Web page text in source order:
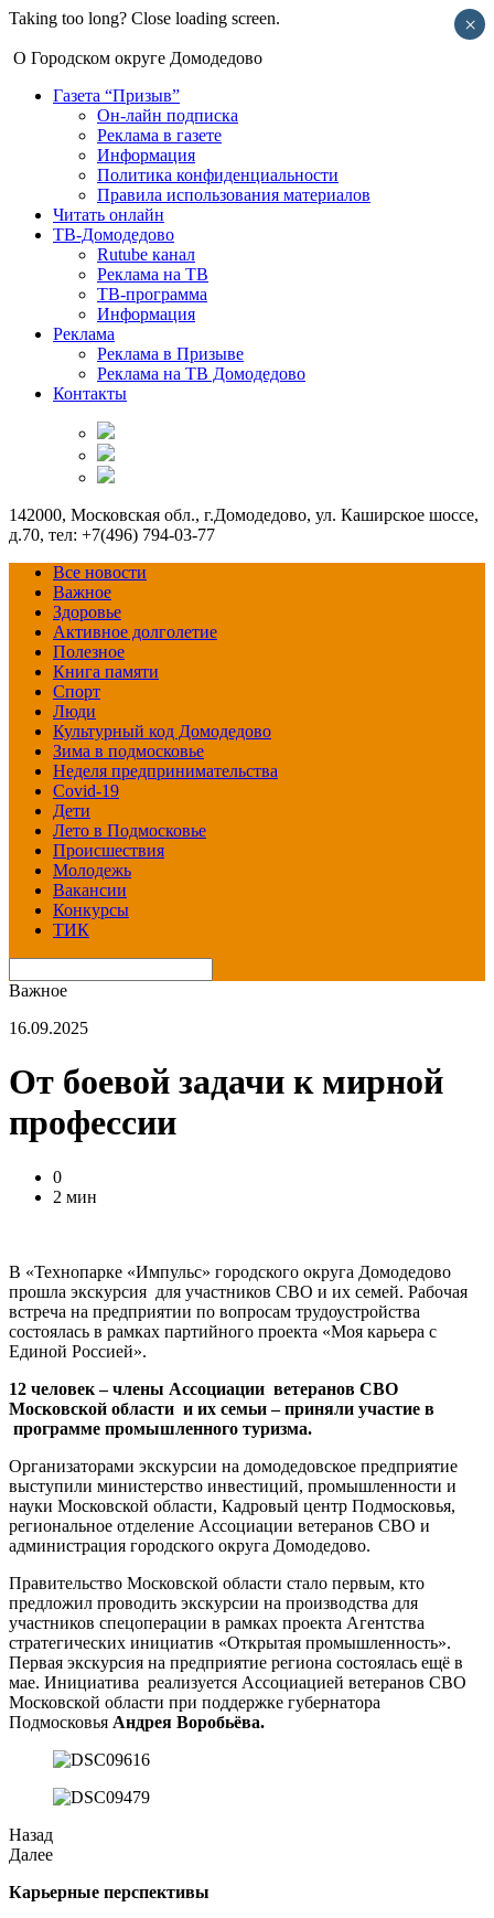
Taking too long? Close loading screen.
О Городском округе Домодедово
Газета “Призыв”
Он-лайн подписка
Реклама в газете
Информация
Политика конфиденциальности
Правила использования материалов
Читать онлайн
ТВ-Домодедово
Rutube канал
Реклама на ТВ
ТВ-программа
Информация
Реклама
Реклама в Призыве
Реклама на ТВ Домодедово
Контакты
142000, Московская обл., г.Домодедово, ул. Каширское шоссе,
д.70, тел: +7(496) 794-03-77
Все новости
Важное
Здоровье
Активное долголетие
Полезное
Книга памяти
Спорт
Люди
Культурный код Домодедово
Зима в подмосковье
Неделя предпринимательства
Covid-19
Дети
Лето в Подмосковье
Происшествия
Молодежь
Вакансии
Конкурсы
ТИК
Важное
16.09.2025
От боевой задачи к мирной
профессии
0
2 мин
В «Технопарке «Импульс» городского округа Домодедово
прошла экскурсия для участников СВО и их семей. Рабочая
встреча на предприятии по вопросам трудоустройства
состоялась в рамках партийного проекта «Моя карьера с
Единой Россией».
12 человек – члены Ассоциации ветеранов СВО
Московской области и их семьи – приняли участие в
программе промышленного туризма.
Организаторами экскурсии на домодедовское предприятие
выступили министерство инвестиций, промышленности и
науки Московской области, Кадровый центр Подмосковья,
региональное отделение Ассоциации ветеранов СВО и
администрация городского округа Домодедово.
Правительство Московской области стало первым, кто
предложил проводить экскурсии на производства для
участников спецоперации в рамках проекта Агентства
стратегических инициатив «Открытая промышленность».
Первая экскурсия на предприятие региона состоялась ещё в
мае. Инициатива реализуется Ассоциацией ветеранов СВО
Московской области при поддержке губернатора
Подмосковья Андрея Воробьёва.
Назад
Далее
Карьерные перспективы
×